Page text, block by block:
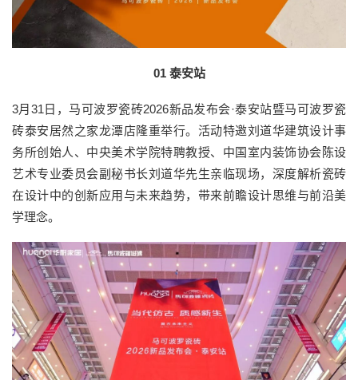
01 泰安站
3月31日，马可波罗瓷砖2026新品发布会·泰安站暨马可波罗瓷
砖泰安居然之家龙潭店隆重举行。活动特邀刘道华建筑设计事
务所创始人、中央美术学院特聘教授、中国室内装饰协会陈设
艺术专业委员会副秘书长刘道华先生亲临现场，深度解析瓷砖
在设计中的创新应用与未来趋势，带来前瞻设计思维与前沿美
学理念。